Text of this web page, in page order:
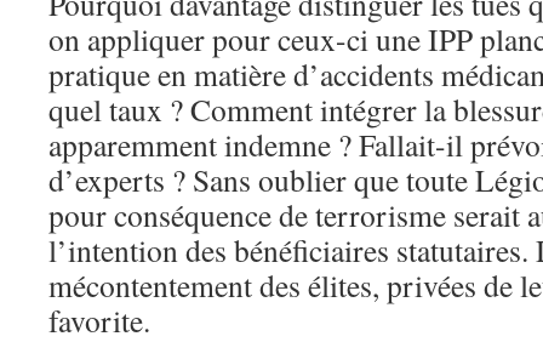
on appliquer pour ceux-ci une IPP
pratique en matière d’accidents
quel taux ? Comment intégrer la
apparemment indemne ? Fallait-il
d’experts ? Sans oublier que toute
pour conséquence de terrorisme serait
l’intention des bénéficiaires statutaires.
mécontentement des élites, privées de
favorite.